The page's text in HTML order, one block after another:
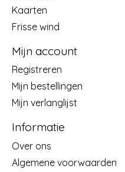
Kaarten
Frisse wind
Mijn account
Registreren
Mijn bestellingen
Mijn verlanglijst
Informatie
Over ons
Algemene voorwaarden